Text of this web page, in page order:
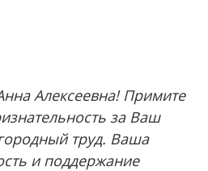
Алексеевна! Примите
за Ваш
труд. Ваша
и поддержание